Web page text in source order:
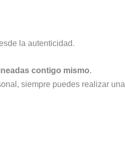
la autenticidad.
contigo mismo.
siempre puedes realizar una